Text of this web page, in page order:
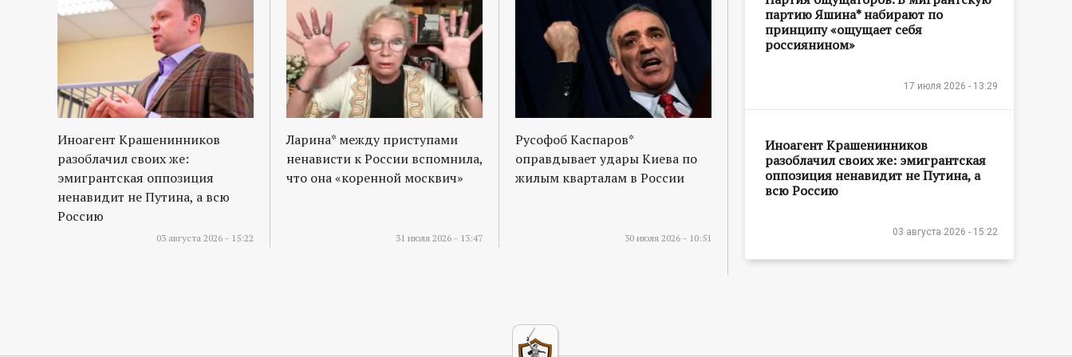
Иноагент Крашенинников
разоблачил своих же:
эмигрантская оппозиция
ненавидит не Путина, а всю
Россию
03 августа 2026 - 15:22
Ларина* между приступами
ненависти к России вспомнила,
что она «коренной москвич»
31 июля 2026 - 13:47
Русофоб Каспаров*
оправдывает удары Киева по
жилым кварталам в России
30 июля 2026 - 10:51
партию Яшина* набирают по
принципу «ощущает себя
россиянином»
17 июля 2026 - 13:29
Иноагент Крашенинников
разоблачил своих же: эмигрантская
оппозиция ненавидит не Путина, а
всю Россию
03 августа 2026 - 15:22